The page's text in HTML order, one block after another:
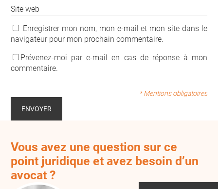
Site web
Enregistrer mon nom, mon e-mail et mon site dans le
navigateur pour mon prochain commentaire.
Prévenez-moi par e-mail en cas de réponse à mon
commentaire.
* Mentions obligatoires
Vous avez une question sur ce
point juridique et avez besoin d’un
avocat ?